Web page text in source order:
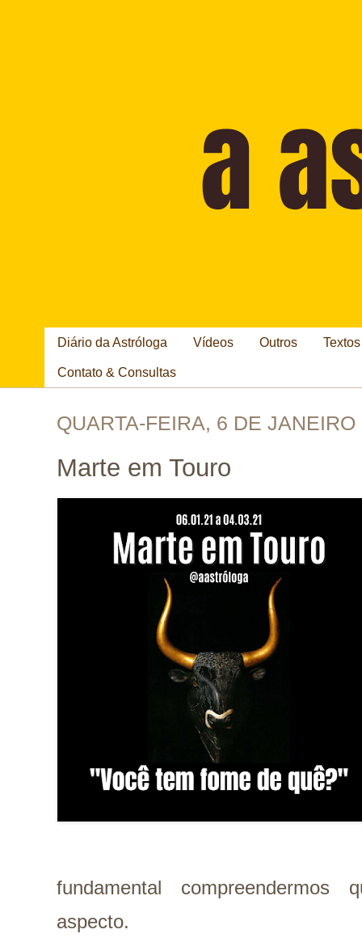
Diário da Astróloga Vídeos Outros
Contato & Consultas
QUARTA-FEIRA, 6 DE
Marte em Touro
fundamental
aspecto.